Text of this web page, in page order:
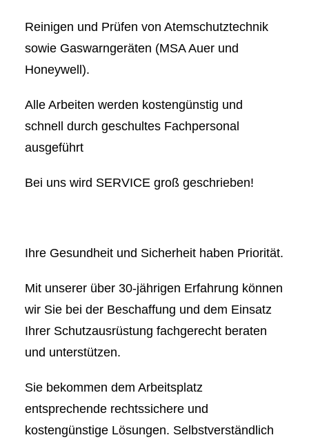
Reinigen und Prüfen von Atemschutztechnik
sowie Gaswarngeräten (MSA Auer und
Honeywell).
Alle Arbeiten werden kostengünstig und
schnell durch geschultes Fachpersonal
ausgeführt
Bei uns wird SERVICE groß geschrieben!
Ihre Gesundheit und Sicherheit haben Priorität.
Mit unserer über 30-jährigen Erfahrung können
wir Sie bei der Beschaffung und dem Einsatz
Ihrer Schutzausrüstung fachgerecht beraten
und unterstützen.
Sie bekommen dem Arbeitsplatz
entsprechende rechtssichere und
kostengünstige Lösungen. Selbstverständlich